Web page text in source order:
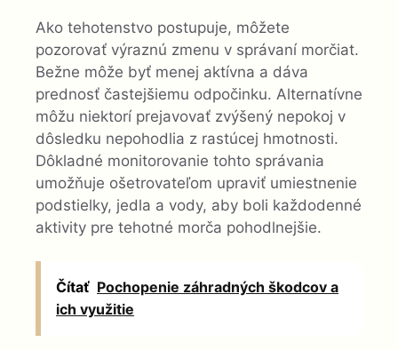
Ako tehotenstvo postupuje, môžete
pozorovať výraznú zmenu v správaní morčiat.
Bežne môže byť menej aktívna a dáva
prednosť častejšiemu odpočinku. Alternatívne
môžu niektorí prejavovať zvýšený nepokoj v
dôsledku nepohodlia z rastúcej hmotnosti.
Dôkladné monitorovanie tohto správania
umožňuje ošetrovateľom upraviť umiestnenie
podstielky, jedla a vody, aby boli každodenné
aktivity pre tehotné morča pohodlnejšie.
Čítať Pochopenie záhradných škodcov a
ich využitie